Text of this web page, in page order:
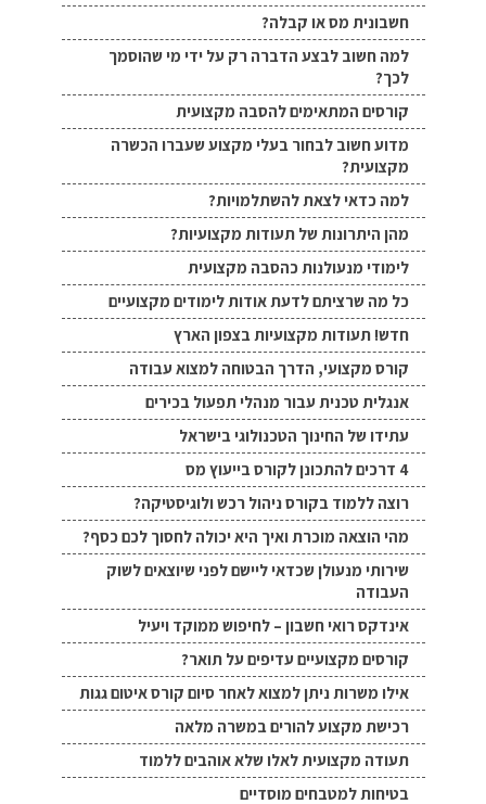
חשבונית מס או קבלה?
למה חשוב לבצע הדברה רק על ידי מי שהוסמך
לכך?
קורסים המתאימים להסבה מקצועית
מדוע חשוב לבחור בעלי מקצוע שעברו הכשרה
מקצועית?
למה כדאי לצאת להשתלמויות?
מהן היתרונות של תעודות מקצועיות?
לימודי מנעולנות כהסבה מקצועית
כל מה שרציתם לדעת אודות לימודים מקצועיים
חדש! תעודות מקצועיות בצפון הארץ
קורס מקצועי, הדרך הבטוחה למצוא עבודה
אנגלית טכנית עבור מנהלי תפעול בכירים
עתידו של החינוך הטכנולוגי בישראל
4 דרכים להתכונן לקורס בייעוץ מס
רוצה ללמוד בקורס ניהול רכש ולוגיסטיקה?
מהי הוצאה מוכרת ואיך היא יכולה לחסוך לכם כסף?
שירותי מנעולן שכדאי ליישם לפני שיוצאים לשוק
העבודה
אינדקס רואי חשבון – לחיפוש ממוקד ויעיל
קורסים מקצועיים עדיפים על תואר?
אילו משרות ניתן למצוא לאחר סיום קורס איטום גגות
רכישת מקצוע להורים במשרה מלאה
תעודה מקצועית לאלו שלא אוהבים ללמוד
בטיחות למטבחים מוסדיים